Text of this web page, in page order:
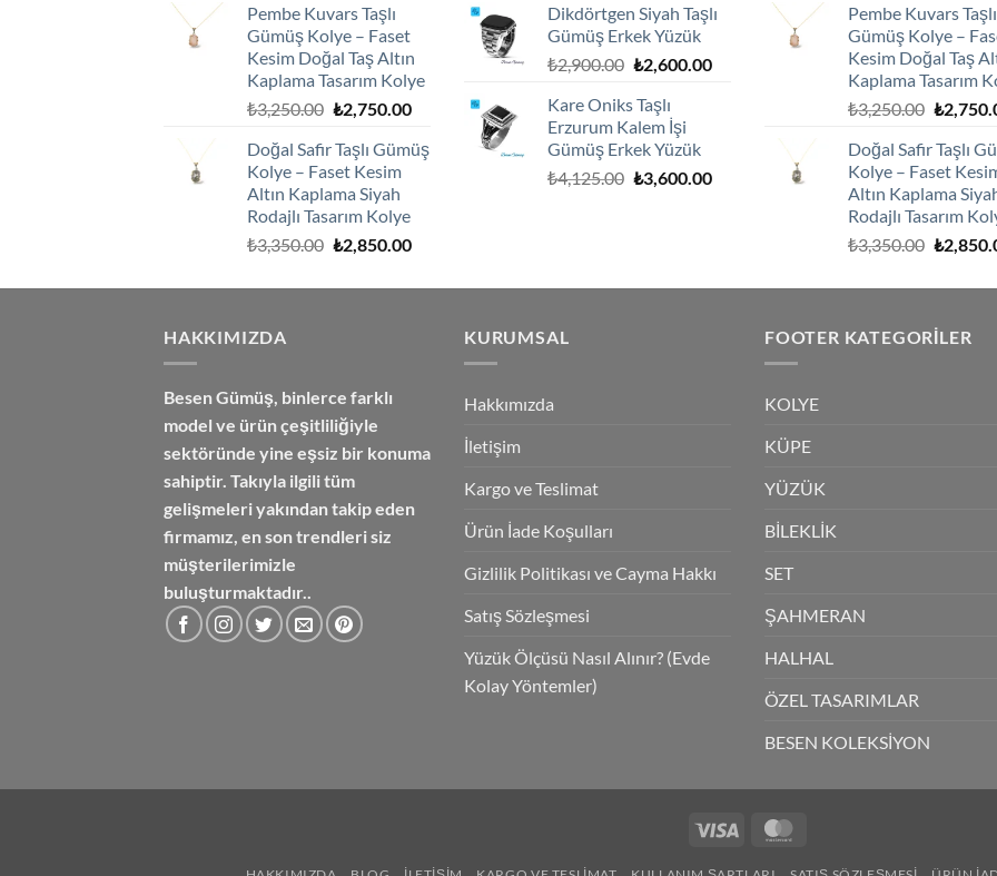
₺2,100.00.
₺1,800.00.
Pembe Kuvars Taşlı
Gümüş Kolye – Faset
Kesim Doğal Taş Altın
Kaplama Tasarım Kolye
₺3,250.00 Orijinal
₺3,250.00.
₺2,750.00Şu
fiyat:
Doğal Safir Taşlı Gümüş
Kolye – Faset Kesim
Altın Kaplama Siyah
Rodajlı Tasarım Kolye
₺3,350.00 Orijinal
₺3,350.00.
₺2,850.00Şu
fiyat:
₺3,600.00.fiyat:
₺3,250.00.
Dikdörtgen Siyah Taşlı
Gümüş Erkek Yüzük
₺2,900.00 Orijinal
₺2,900.00.
₺2,600.00Şu
Kare Oniks Taşlı
Erzurum Kalem İşi
Gümüş Erkek Yüzük
₺4,125.00 Orijinal
₺3,600.00Şu
Pembe Kuvars Taşlı
Gümüş Kolye –
Kesim Doğal Taş
Kaplama Tasarım
₺3,250.00 Orijinal
₺
Doğal Safir Taşlı
Kolye – Faset
Altın Kaplama
Rodajlı Tasarım
₺3,350.00 Orijinal
₺
HAKKIMIZDA
Besen Gümüş, binlerce farklı
model ve ürün çeşitliliğiyle
sektöründe yine eşsiz bir konuma
sahiptir. Takıyla ilgili tüm
gelişmeleri yakından takip eden
firmamız, en son trendleri siz
müşterilerimizle
buluşturmaktadır..
KURUMSAL
Hakkımızda
İletişim
Kargo ve Teslimat
Ürün İade Koşulları
Gizlilik Politikası ve Cayma Hakkı
Satış Sözleşmesi
Yüzük Ölçüsü Nasıl Alınır? (Evde
Kolay Yöntemler)
FOOTER KATEGORILER
KOLYE
KÜPE
YÜZÜK
BİLEKLİK
SET
ŞAHMERAN
HALHAL
ÖZEL TASARIMLAR
BESEN KOLEKSİYON
Visa